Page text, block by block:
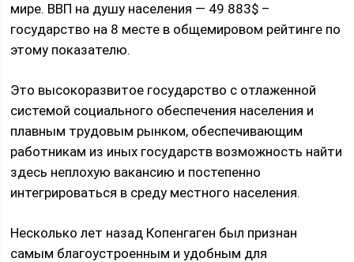
мире. ВВП на душу населения — 49 883$ –
государство на 8 месте в общемировом рейтинге по
этому показателю.
Это высокоразвитое государство с отлаженной
системой социального обеспечения населения и
плавным трудовым рынком, обеспечивающим
работникам из иных государств возможность найти
здесь неплохую вакансию и постепенно
интегрироваться в среду местного населения.
Несколько лет назад Копенгаген был признан
самым благоустроенным и удобным для